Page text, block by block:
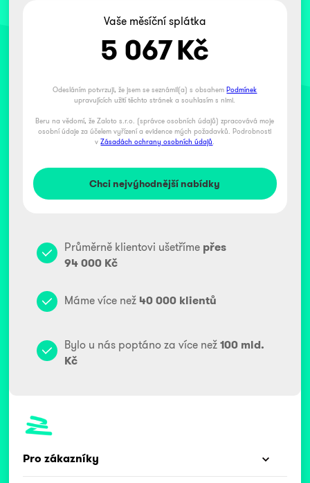
Vaše měsíční splátka
5 067Kč
Odesláním potvrzuji, že jsem se seznámil(a) s obsahem Podmínek
upravujících užití těchto stránek a souhlasím s nimi.
Beru na vědomí, že Zaloto s.r.o. (správce osobních údajů) zpracovává moje
osobní údaje za účelem vyřízení a evidence mých požadavků. Podrobnosti
vZásadách ochrany osobních údajů.
Průměrně klientovi ušetříme přes
94 000 Kč
Máme více než 40 000 klientů
Bylo u nás poptáno za více než 100 mld.
Kč
Pro zákazníky